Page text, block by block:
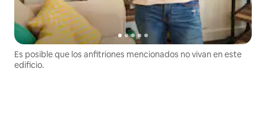
Es posible que los anfitriones mencionados no vivan en este
edificio.